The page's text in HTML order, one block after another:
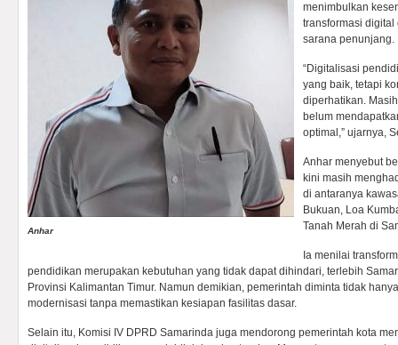
Anhar
menimbulkan
transformasi
sarana penunjang.
“Digitalisasi
yang baik, tetapi
diperhatikan.
belum
optimal,” ujarnya,
Anhar menyebut
kini masih
di antaranya
Bukuan, Loa
Tanah Merah di
Ia menilai
pendidikan merupakan kebutuhan yang tidak dapat dihindari, terlebih
Provinsi Kalimantan Timur. Namun demikian, pemerintah diminta tidak
modernisasi tanpa memastikan kesiapan fasilitas dasar.
Selain itu, Komisi IV DPRD Samarinda juga mendorong pemerintah kota